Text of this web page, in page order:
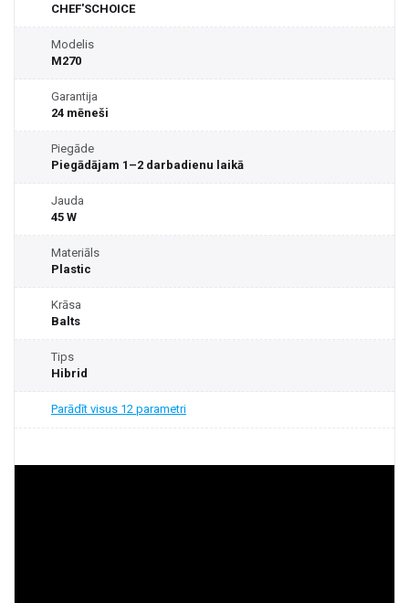
CHEF'SCHOICE
Modelis
M270
Garantija
24 mēneši
Piegāde
Piegādājam 1–2 darbadienu laikā
Jauda
45 W
Materiāls
Plastic
Krāsa
Balts
Tips
Hibrid
Parādīt visus 12 parametri